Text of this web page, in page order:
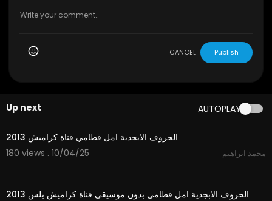
CANCEL Publish
Up next AUTOPLAY
2:41
الحروف الابجدية امل قطامي قناة كراميش 2013
180 views . 10/04/25
محمد ابراهيم
الحروف الابجدية امل قطامي بدون موسيقى قناة كراميش بلس 2013